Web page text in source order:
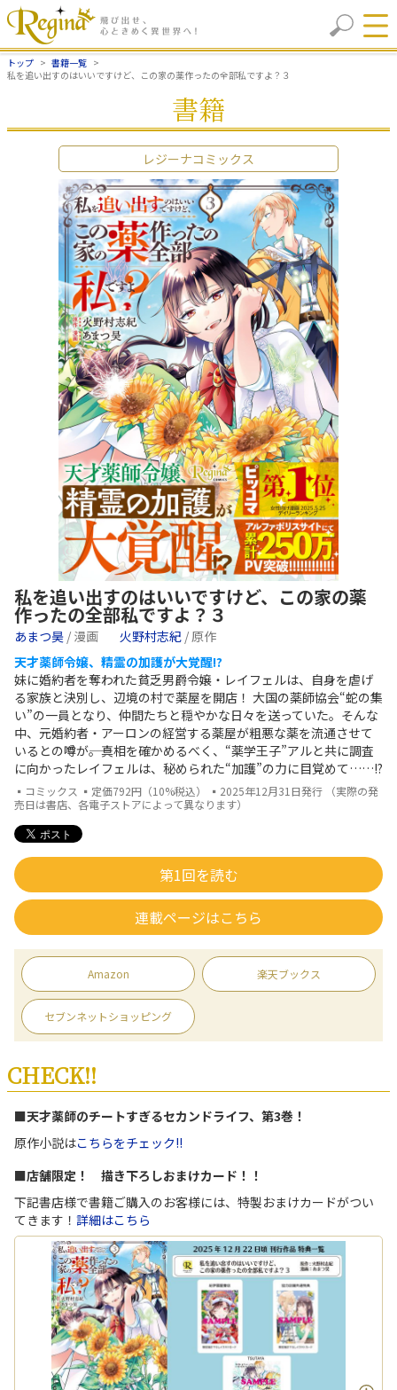
トップ
書籍一覧
私を追い出すのはいいですけど、この家の薬作ったの全部私ですよ？３
書籍
レジーナコミックス
私を追い出すのはいいですけど、この家の薬
作ったの全部私ですよ？３
あまつ昊 / 漫画 火野村志紀 / 原作
天才薬師令嬢、精霊の加護が大覚醒!?
妹に婚約者を奪われた貧乏男爵令嬢・レイフェルは、自身を虐げ
る家族と決別し、辺境の村で薬屋を開店！ 大国の薬師協会“蛇の集
い”の一員となり、仲間たちと穏やかな日々を送っていた。そんな
中、元婚約者・アーロンの経営する薬屋が粗悪な薬を流通させて
いるとの噂が――。真相を確かめるべく、“薬学王子”アルと共に調査
に向かったレイフェルは、秘められた“加護”の力に目覚めて……!?
▪コミックス ▪定価792円（10%税込） ▪2025年12月31日発行 （実際の発
売日は書店、各電子ストアによって異なります）
第1回を読む
連載ページはこちら
Amazon 楽天ブックス
セブンネットショッピング
CHECK!!
■天才薬師のチートすぎるセカンドライフ、第3巻！
原作小説はこちらをチェック!!
■店舗限定！ 描き下ろしおまけカード！！
下記書店様で書籍ご購入のお客様には、特製おまけカードがつい
てきます！ 詳細はこちら